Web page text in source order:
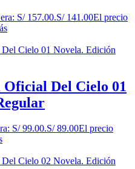
S/ 157.00.S/141.00El precio
Del Cielo 01
S/ 99.00.S/89.00El precio